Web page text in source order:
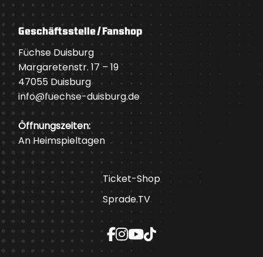
Geschäftsstelle / Fanshop
Füchse Duisburg
Margaretenstr. 17 – 19
47055 Duisburg
info@fuechse-duisburg.de
Öffnungszeiten:
An Heimspieltagen
Ticket-Shop
Sprade.TV